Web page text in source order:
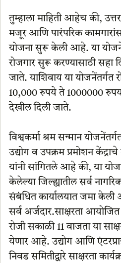
तुम्हाला माहिती आहेच की,
मजूर आणि पारंपरिक
योजना सुरू केली आहे. या
रोजगार सुरू करण्यासाठी सहा
जाते. याशिवाय या योजनेंतर्गत
10,000 रुपये ते 1000000
देखील दिली जाते.
विश्वकर्मा श्रम सन्मान
उद्योग व उपक्रम प्रमोशन
यांनी सांगितले आहे की, या
केलेल्या जिल्ह्यातील सर्व
संबंधित कार्यालयात जमा
सर्व अर्जदार.साक्षरता
रोजी सकाळी 11 वाजता या
येणार आहे. उद्योग आणि
निवड समितीद्वारे साक्षरता